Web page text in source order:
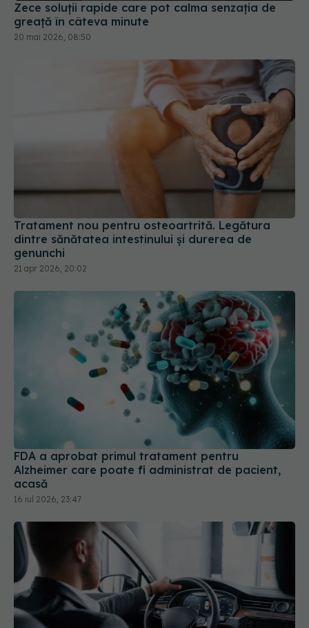
Tratament nou pentru osteoartrită. Legătura
dintre sănătatea intestinului și durerea de
21 apr 2026, 20:02
FDA a aprobat primul tratament pentru
Alzheimer care poate fi administrat de pacient,
16 iul 2026, 23:47